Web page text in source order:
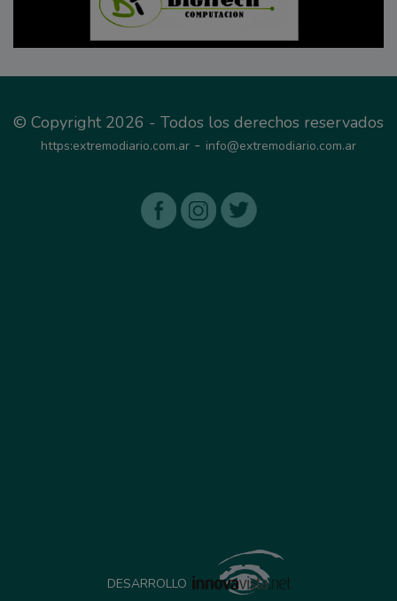
© Copyright 2026 - Todos los derechos reservados
https:extremodiario.com.ar - info@extremodiario.com.ar
DESARROLLO